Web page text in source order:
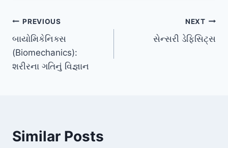
Post
navigation
PREVIOUS
બાયોમિકેનિક્સ
(Biomechanics):
શરીરના ગતિનું વિજ્ઞાન
NEXT
સેન્સરી ડેફિસિટ્સ
Similar Posts